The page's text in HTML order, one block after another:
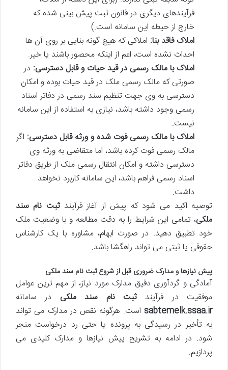
فرآیندهای دیگری در قانون ثبت پیش بینی شده که
خارج از حیطه این سامانه است.)
املاک فاقد بنا: املاکی که هیچ گونه بنایی بر روی آن ها
احداث نشده است، اعم از اینکه محصور باشند یا خیر.
املاک با مالک رسمی در قید حیات و قابل دسترسی: در
صورتی که مالک رسمی ملک در قید حیات بوده و امکان
دسترسی به وی جهت تنظیم سند رسمی در دفاتر اسناد
رسمی وجود داشته باشد، نیازی به استفاده از این سامانه
نیست.
املاک با مالک رسمی فوت شده و ورثه قابل دسترسی: اگر
مالک رسمی فوت کرده باشد، اما متقاضی به ورثه وی
دسترسی داشته و امکان انتقال رسمی ملک از طریق دفاتر
اسناد رسمی فراهم باشد، این سامانه کاربرد نخواهد
داشت.
توصیه اکید می شود که پیش از آغاز فرآیندثبت نام سند
ملکی، تمامی این شرایط را به دقت مطالعه و با وضعیت ملک
خود تطبیق دهید. در صورت ابهام، مشاوره با یک کارشناس
حقوقی یا ثبتی می تواند راهگشا باشد.
پیش نیازها و مدارک ضروری قبل از شروعثبت نام سند ملکی
آمادگی و گردآوری دقیق مدارک مورد نیاز، از مهم ترین عوامل
موفقیت در فرآیندثبت نام سند ملکی در سامانه
sabtemelk.ssaa.ir است. هرگونه نقص در مدارک می تواند
به تأخیر در رسیدگی به پرونده یا حتی رد درخواست منجر
شود. در ادامه به تشریح پیش نیازها و مدارک کلیدی می
پردازیم.